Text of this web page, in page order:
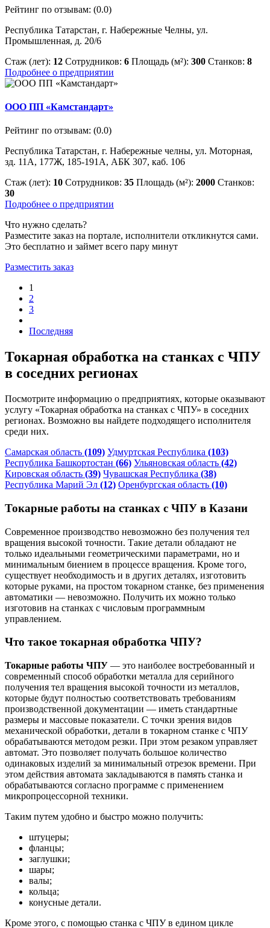
Рейтинг по отзывам: (0.0)
Республика Татарстан, г. Набережные Челны, ул.
Промышленная, д. 20/6
Стаж (лет): 12 Сотрудников: 6 Площадь (м²): 300 Станков: 8
Подробнее о предприятии
ООО ПП «Камстандарт»
Рейтинг по отзывам: (0.0)
Республика Татарстан, г. Набережные челны, ул. Моторная,
зд. 11А, 177Ж, 185-191А, АБК 307, каб. 106
Стаж (лет): 10 Сотрудников: 35 Площадь (м²): 2000 Станков:
30
Подробнее о предприятии
Что нужно сделать?
Разместите заказ на портале, исполнители откликнутся сами.
Это бесплатно и займет всего пару минут
Разместить заказ
1
2
3
Последняя
Токарная обработка на станках с ЧПУ
в соседних регионах
Посмотрите информацию о предприятиях, которые оказывают
услугу «Токарная обработка на станках с ЧПУ» в соседних
регионах. Возможно вы найдете подходящего исполнителя
среди них.
Самарская область (109) Удмуртская Республика (103)
Республика Башкортостан (66) Ульяновская область (42)
Кировская область (39) Чувашская Республика (38)
Республика Марий Эл (12) Оренбургская область (10)
Токарные работы на станках с ЧПУ в Казани
Современное производство невозможно без получения тел
вращения высокой точности. Такие детали обладают не
только идеальными геометрическими параметрами, но и
минимальным биением в процессе вращения. Кроме того,
существует необходимость и в других деталях, изготовить
которые руками, на простом токарном станке, без применения
автоматики — невозможно. Получить их можно только
изготовив на станках с числовым программным
управлением.
Что такое токарная обработка ЧПУ?
Токарные работы ЧПУ — это наиболее востребованный и
современный способ обработки металла для серийного
получения тел вращения высокой точности из металлов,
которые будут полностью соответствовать требованиям
производственной документации — иметь стандартные
размеры и массовые показатели. С точки зрения видов
механической обработки, детали в токарном станке с ЧПУ
обрабатываются методом резки. При этом резаком управляет
автомат. Это позволяет получать большое количество
одинаковых изделий за минимальный отрезок времени. При
этом действия автомата закладываются в память станка и
обрабатываются согласно программе с применением
микропроцессорной техники.
Таким путем удобно и быстро можно получить:
штуцеры;
фланцы;
заглушки;
шары;
валы;
кольца;
конусные детали.
Кроме этого, с помощью станка с ЧПУ в едином цикле